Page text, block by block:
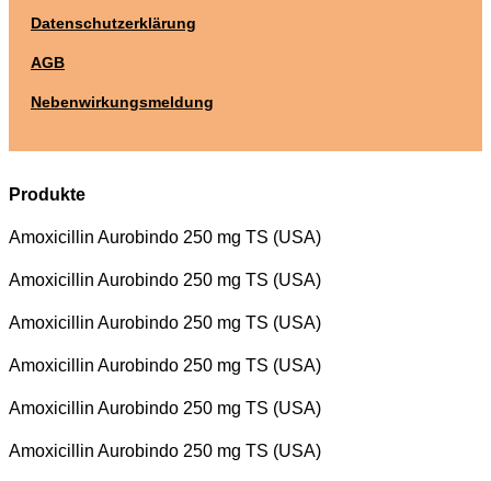
Datenschutzerklärung
AGB
Nebenwirkungsmeldung
Produkte
Amoxicillin Aurobindo 250 mg TS (USA)
Amoxicillin Aurobindo 250 mg TS (USA)
Amoxicillin Aurobindo 250 mg TS (USA)
Amoxicillin Aurobindo 250 mg TS (USA)
Amoxicillin Aurobindo 250 mg TS (USA)
Amoxicillin Aurobindo 250 mg TS (USA)